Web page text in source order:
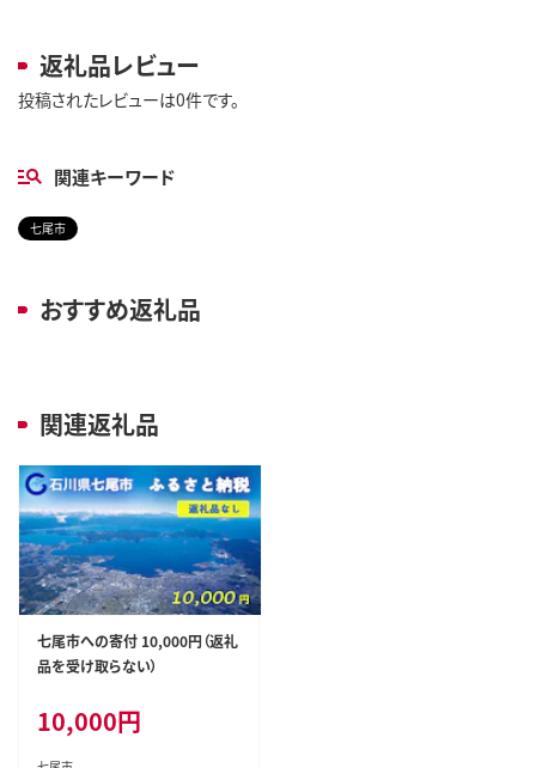
返礼品レビュー
投稿されたレビューは0件です。
関連キーワード
七尾市
おすすめ返礼品
関連返礼品
七尾市への寄付 10,000円（返礼
品を受け取らない）
10,000円